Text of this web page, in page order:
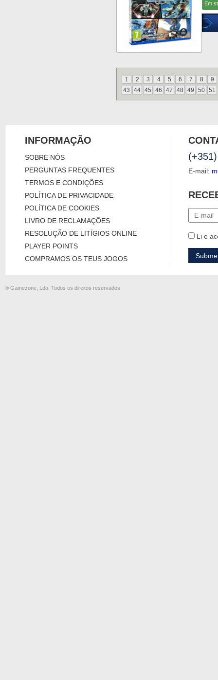
Em
1 2 3 4 5 6 7 8
9
43
44 45 46 47 48 49 50 51
INFORMAÇÃO
SOBRE NÓS
PERGUNTAS FREQUENTES
TERMOS E CONDIÇÕES
POLÍTICA DE PRIVACIDADE
POLÍTICA DE COOKIES
LIVRO DE RECLAMAÇÕES
RESOLUÇÃO DE LITÍGIOS ONLINE
PLAYER POINTS
COMPRAMOS OS TEUS JOGOS
E-mail:
Li e
® Gamezone, Lda. Todos os direitos reservados